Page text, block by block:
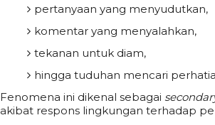
pertanyaan yang menyudutkan,
komentar yang menyalahkan,
tekanan untuk diam,
hingga tuduhan mencari
Fenomena ini dikenal sebagai
akibat respons lingkungan terhadap